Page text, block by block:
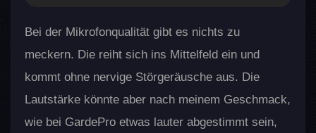
Bei der Mikrofonqualität gibt es nichts zu
meckern. Die reiht sich ins Mittelfeld ein und
kommt ohne nervige Störgeräusche aus. Die
Lautstärke könnte aber nach meinem Geschmack,
wie bei GardePro etwas lauter abgestimmt sein,